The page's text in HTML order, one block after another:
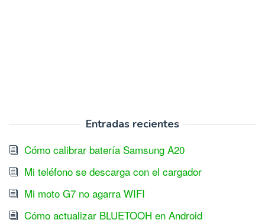
Entradas recientes
Cómo calibrar batería Samsung A20
Mi teléfono se descarga con el cargador
Mi moto G7 no agarra WIFI
Cómo actualizar BLUETOOH en Android